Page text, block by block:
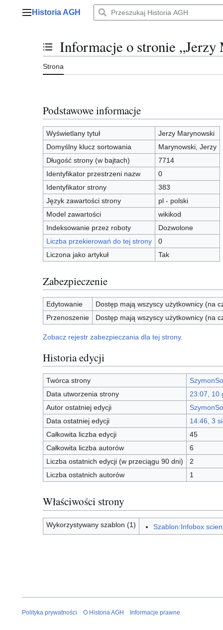
Menu główne
Historia AGH
Przełącz stan spisu treści
Informacje o stronie „Jerzy
Strona
Podstawowe informacje
Wyświetlany tytuł
Jerzy Marynowski
Domyślny klucz sortowania
Marynowski, Jerzy
Długość strony (w bajtach)
7714
Identyfikator przestrzeni nazw
0
Identyfikator strony
383
Język zawartości strony
pl - polski
Model zawartości
wikikod
Indeksowanie przez roboty
Dozwolone
Liczba przekierowań do tej strony
0
Liczona jako artykuł
Tak
Zabezpieczenie
Edytowanie
Dostęp mają wszyscy użytkownicy (na
Przenoszenie
Dostęp mają wszyscy użytkownicy (na
Zobacz rejestr zabezpieczania dla tej strony.
Historia edycji
Twórca strony
Data utworzenia strony
23:07, 10
Autor ostatniej edycji
Data ostatniej edycji
14:46, 3
Całkowita liczba edycji
45
Całkowita liczba autorów
6
Liczba ostatnich edycji (w przeciągu 90 dni)
2
Liczba ostatnich autorów
1
Właściwości strony
Wykorzystywany szablon (1) Szablon:Infobox
Polityka prywatności O Historia AGH Informacje prawne